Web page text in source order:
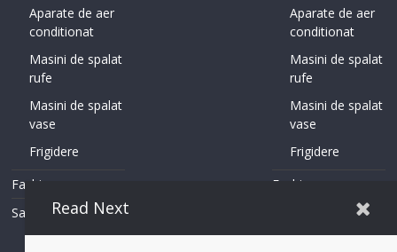
Aparate de aer
conditionat
Masini de spalat
rufe
Masini de spalat
vase
Frigidere
Fashion
Sanitare
Incalzire in
Aparate de aer
conditionat
Masini de spalat
rufe
Masini de spalat
vase
Frigidere
Fashion
Incalzire in
Read Next